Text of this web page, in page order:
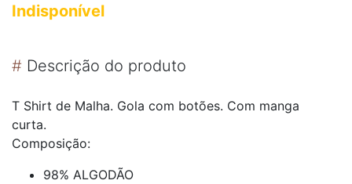
Indisponível
# Descrição do produto
T Shirt de Malha. Gola com botões. Com manga
curta.
Composição:
98% ALGODÃO